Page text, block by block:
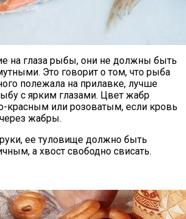
на глаза рыбы, они не должны быть
Это говорит о том, что рыба
полежала на прилавке, лучше
с ярким глазами. Цвет жабр
красным или розоватым, если кровь
жабры.
ее туловище должно быть
а хвост свободно свисать.